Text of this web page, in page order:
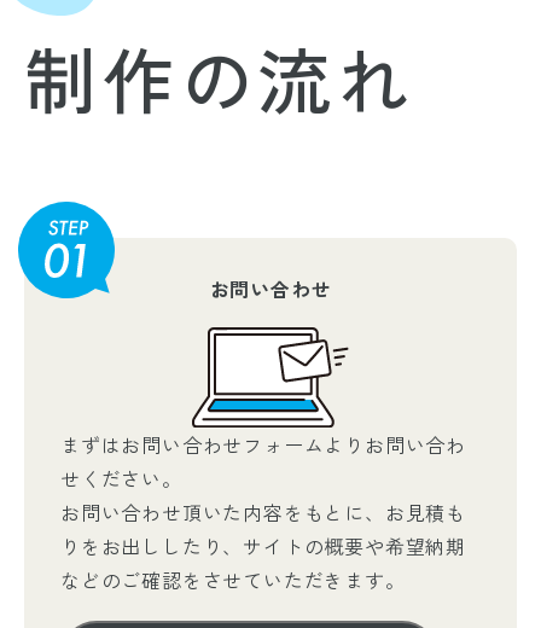
制作の流れ
お問い合わせ
まずはお問い合わせフォームよりお問い合わ
せください。
お問い合わせ頂いた内容をもとに、お見積も
りをお出ししたり、サイトの概要や希望納期
などのご確認をさせていただきます。